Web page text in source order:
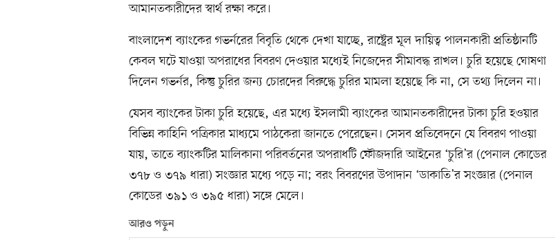
আমানতকারীদের স্বার্থ রক্ষা করে।
বাংলাদেশ ব্যাংকের গভর্নরের বিবৃতি থেকে দেখা যাচ্ছে, রাষ্ট্রের মূল দায়িত্ব পালনকারী প্রতিষ্ঠানটি
কেবল ঘটে যাওয়া অপরাধের বিবরণ দেওয়ার মধ্যেই নিজেদের সীমাবদ্ধ রাখল। চুরি হয়েছে ঘোষণা
দিলেন গভর্নর, কিন্তু চুরির জন্য চোরদের বিরুদ্ধে চুরির মামলা হয়েছে কি না, সে তথ্য দিলেন না।
যেসব ব্যাংকের টাকা চুরি হয়েছে, এর মধ্যে ইসলামী ব্যাংকের আমানতকারীদের টাকা চুরি হওয়ার
বিভিন্ন কাহিনি পত্রিকার মাধ্যমে পাঠকেরা জানতে পেরেছেন। সেসব প্রতিবেদনে যে বিবরণ পাওয়া
যায়, তাতে ব্যাংকটির মালিকানা পরিবর্তনের অপরাধটি ফৌজদারি আইনের ‘চুরি’র (পেনাল কোডের
৩৭৮ ও ৩৭৯ ধারা) সংজ্ঞার মধ্যে পড়ে না; বরং বিবরণের উপাদান ‘ডাকাতি’র সংজ্ঞার (পেনাল
কোডের ৩৯১ ও ৩৯৫ ধারা) সঙ্গে মেলে।
আরও পড়ুন